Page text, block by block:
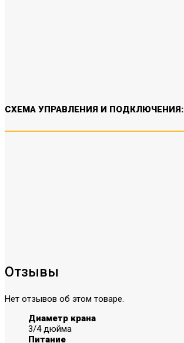
СХЕМА УПРАВЛЕНИЯ И ПОДКЛЮЧЕНИЯ:
Отзывы
Нет отзывов об этом товаре.
Диаметр крана
3/4 дюйма
Питание